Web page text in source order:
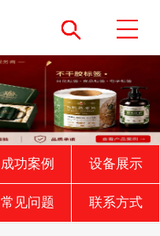
成功案例 设备展示
常见问题 联系方式